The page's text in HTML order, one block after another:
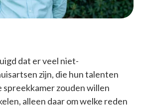
dat er veel niet-
zijn, die hun talenten
spreekkamer zouden willen
alleen daar om welke reden